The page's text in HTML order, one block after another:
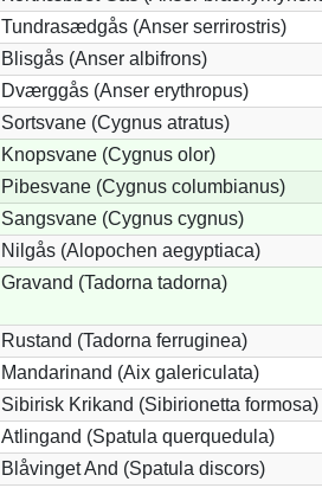
Tundrasædgås (Anser serrirostris)
Blisgås (Anser albifrons)
Dværggås (Anser erythropus)
Sortsvane (Cygnus atratus)
Knopsvane (Cygnus olor)
Pibesvane (Cygnus columbianus)
Sangsvane (Cygnus cygnus)
Nilgås (Alopochen aegyptiaca)
Gravand (Tadorna tadorna)
Rustand (Tadorna ferruginea)
Mandarinand (Aix galericulata)
Sibirisk Krikand (Sibirionetta formosa)
Atlingand (Spatula querquedula)
Blåvinget And (Spatula discors)